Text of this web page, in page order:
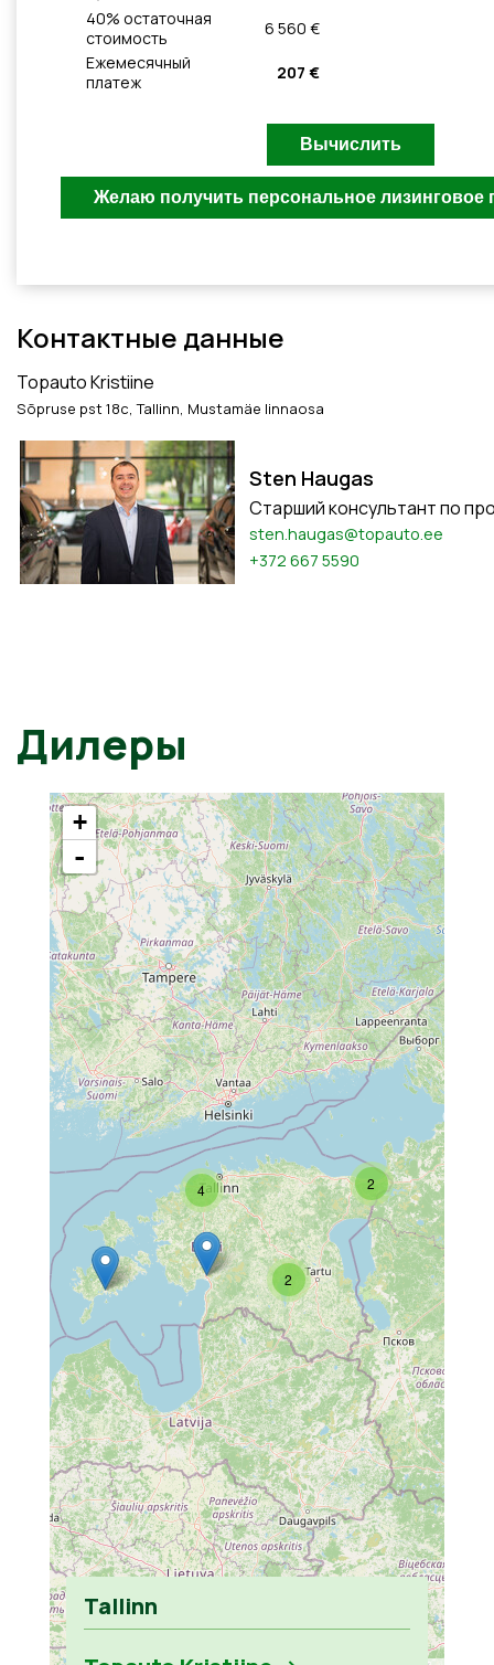
40% остаточная
стоимость
6 560 €
Ежемесячный
платеж
207 €
Контактные данные
Topauto Kristiine
Sõpruse pst 18c, Tallinn, Mustamäe linnaosa
Sten Haugas
Старший консультант по
sten.haugas@topauto.ee
+372 667 5590
Дилеры
2
2
4
+
-
Tallinn